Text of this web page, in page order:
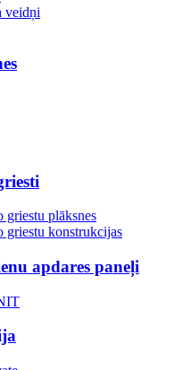
veidņi
griestu plāksnes
griestu konstrukcijas
apdares paneļi